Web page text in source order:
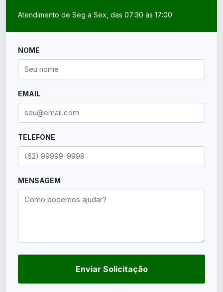
Atendimento de Seg a Sex, das 07:30 às 17:00
NOME
EMAIL
TELEFONE
MENSAGEM
Enviar Solicitação